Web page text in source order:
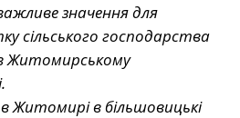
значення для
сільського господарства
в Житомирському
Житомирі в більшовицькі